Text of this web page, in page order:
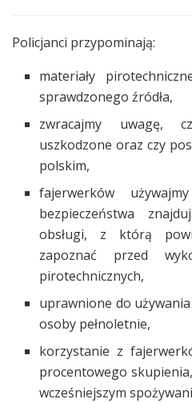
Policjanci przypominają:
materiały
sprawdzonego źródła,
zwracajmy uwagę,
uszkodzone oraz czy
polskim,
fajerwerków
bezpieczeństwa
obsługi, z którą
zapoznać przed
pirotechnicznych,
uprawnione do
osoby pełnoletnie,
korzystanie z
procentowego
wcześniejszym